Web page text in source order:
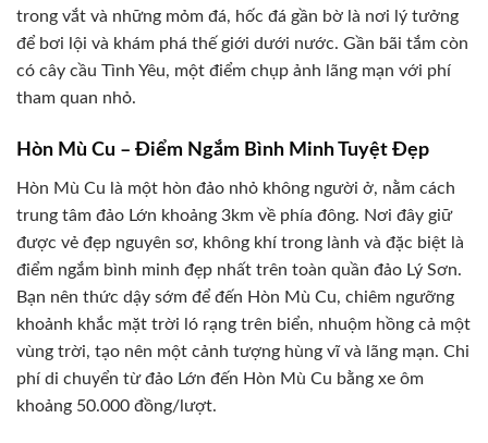
trong vắt và những mỏm đá, hốc đá gần bờ là nơi lý tưởng
để bơi lội và khám phá thế giới dưới nước. Gần bãi tắm còn
có cây cầu Tình Yêu, một điểm chụp ảnh lãng mạn với phí
tham quan nhỏ.
Hòn Mù Cu – Điểm Ngắm Bình Minh Tuyệt Đẹp
Hòn Mù Cu là một hòn đảo nhỏ không người ở, nằm cách
trung tâm đảo Lớn khoảng 3km về phía đông. Nơi đây giữ
được vẻ đẹp nguyên sơ, không khí trong lành và đặc biệt là
điểm ngắm bình minh đẹp nhất trên toàn quần đảo Lý Sơn.
Bạn nên thức dậy sớm để đến Hòn Mù Cu, chiêm ngưỡng
khoảnh khắc mặt trời ló rạng trên biển, nhuộm hồng cả một
vùng trời, tạo nên một cảnh tượng hùng vĩ và lãng mạn. Chi
phí di chuyển từ đảo Lớn đến Hòn Mù Cu bằng xe ôm
khoảng 50.000 đồng/lượt.